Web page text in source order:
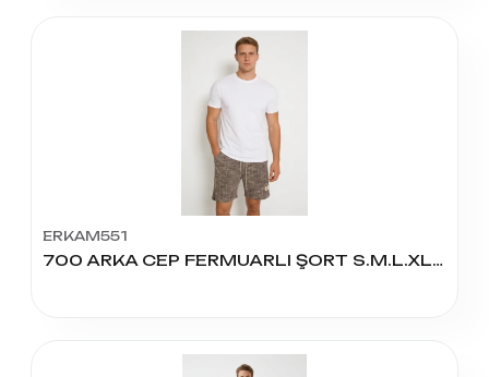
ERKAM551
700 ARKA CEP FERMUARLI ŞORT S.M.L.XL.XXL